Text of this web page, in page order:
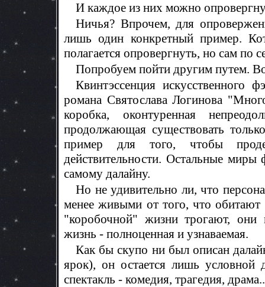
И каждое из них можно
Ничья? Впрочем, для
лишь один конкретный пример.
полагается опровергнуть, но сам по
Попробуем пойти другим путем.
Квинтэссенция искусственного
романа Святослава Логинова
коробка, оконтуренная
продолжающая существовать
пример для того, чтобы
действительности. Остальные
самому далайну.
Но не удивительно ли, что
менее живыми от того, что обитают
"коробочной" жизни трогают,
жизнь - полноценная и узнаваемая.
Как бы скупо ни был описан
ярок), он остается лишь условной
спектакль - комедия, трагедия,